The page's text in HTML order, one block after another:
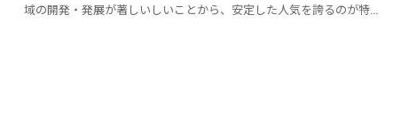
域の開発・発展が著しいしいことから、安定した人気を誇るのが特徴